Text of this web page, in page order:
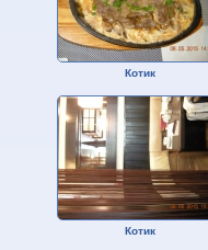
Котик
Котик